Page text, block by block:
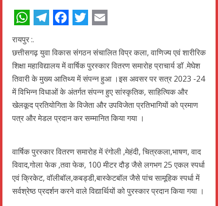
WhatsApp
रायपुर :.
छत्तीसगढ़ युवा विकास संगठन संचालित विप्र कला, वाणिज्य एवं शारीरिक
शिक्षा महाविद्यालय में वार्षिक पुरस्कार वितरण समारोह प्राचार्य डॉ .मेघेश
तिवारी के मुख्य आतिथ्य में संपन्न हुआ ।इस अवसर पर सत्र 2023 -24
में विभिन्न विधाओं के अंतर्गत संपन्न हुए सांस्कृतिक, साहित्यिक और
खेलकूद प्रतियोगिता के विजेता और उपविजेता प्रतिभागियों को प्रमाण
पत्र और मेडल प्रदान कर सम्मानित किया गया ।
वार्षिक पुरस्कार वितरण समारोह में रंगोली ,मेहंदी, चित्रकला,भाषण, वाद
विवाद,गोला फेक ,तवा फेक, 100 मीटर दौड़ जैसे लगभग 25 एकल स्पर्धा
एवं क्रिकेट, वॉलीबॉल,कबड्डी,बास्केटबॉल जैसे पांच सामूहिक स्पर्धा में
सर्वश्रेष्ठ प्रदर्शन करने वाले विद्यार्थियों को पुरस्कार प्रदान किया गया ।